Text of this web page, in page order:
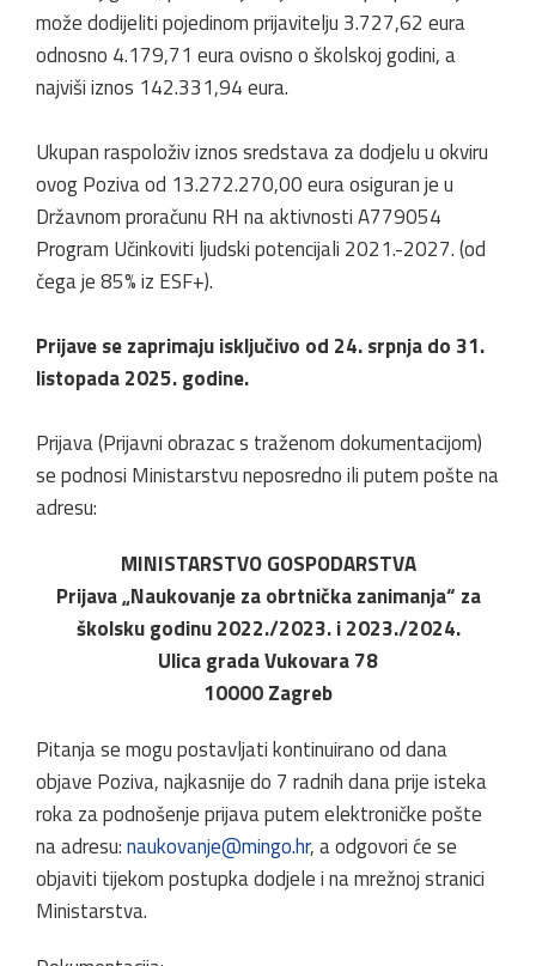
može dodijeliti pojedinom prijavitelju 3.727,62 eura
odnosno 4.179,71 eura ovisno o školskoj godini, a
najviši iznos 142.331,94 eura.
Ukupan raspoloživ iznos sredstava za dodjelu u okviru
ovog Poziva od 13.272.270,00 eura osiguran je u
Državnom proračunu RH na aktivnosti A779054
Program Učinkoviti ljudski potencijali 2021.-2027. (od
čega je 85% iz ESF+).
Prijave se zaprimaju isključivo od 24. srpnja do 31.
listopada 2025. godine.
Prijava (Prijavni obrazac s traženom dokumentacijom)
se podnosi Ministarstvu neposredno ili putem pošte na
adresu:
MINISTARSTVO GOSPODARSTVA
Prijava „Naukovanje za obrtnička zanimanja“ za
školsku godinu 2022./2023. i 2023./2024.
Ulica grada Vukovara 78
10000 Zagreb
Pitanja se mogu postavljati kontinuirano od dana
objave Poziva, najkasnije do 7 radnih dana prije isteka
roka za podnošenje prijava putem elektroničke pošte
na adresu:naukovanje@mingo.hr, a odgovori će se
objaviti tijekom postupka dodjele i na mrežnoj stranici
Ministarstva.